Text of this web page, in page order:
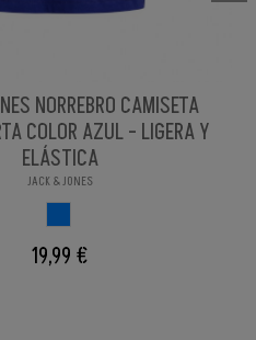
NORREBRO CAMISETA
COLOR AZUL - LIGERA Y
ELÁSTICA
JACK & JONES
19,99 €